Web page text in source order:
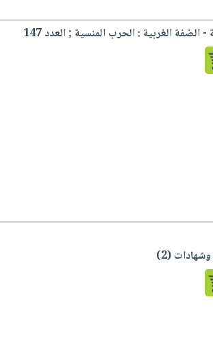
الغربية : الحرب المنسية ; العدد 147
(2)